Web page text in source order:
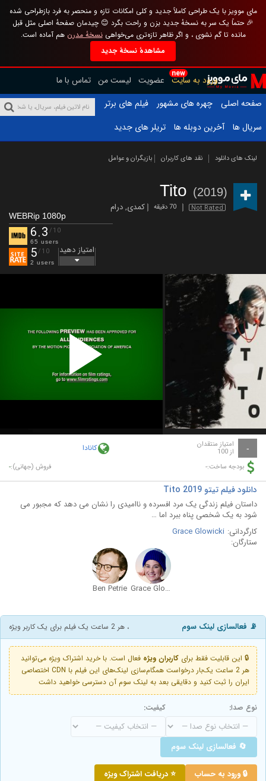
مای موویز با یک طراحی کاملاً جدید و کلی امکانات تازه و منحصر به فرد بازطراحی شده
🎉 حتماً یک سر به نسخهٔ جدید بزن و راحت بگرد 😊 چیدمان صفحهٔ اصلی مثل قبل
مانده تا گم نشوی ، و اگر ظاهر تازه‌تری می‌خواهینسخهٔ مدرن هم آماده است.
مشاهدهٔ نسخهٔ جدید
new
ورود به سایت عضویت لیست من تماس با ما
صفحه اصلی
چهره های مشهور
فیلم های برتر
سریال ها
آخرین دوبله ها تریلر های جدید
لینک های دانلود نقد های کاربران بازیگران و عوامل
Tito (2019)
Not Rated 70 دقیقه کمدی,درام
WEBRip 1080p
6.3 /10
65 users
5/10
2 users
امتیاز دهید
Play
Video
- امتیاز منتقدان
از 100 کانادا
بودجه ساخت:- فروش (جهانی):-
دانلود فیلم تیتو Tito 2019
داستان فیلم زندگی یک مرد افسرده و ناامیدی را نشان می دهد که مجبور می
شود به یک شخصی پناه ببرد اما …
کارگردانی: Grace Glowicki
ستارگان:
Grace Glowicki
Ben Petrie
📡 فعالسازی لینک سوم ، هر 2 ساعت یک فیلم برای یک کاربر ویژه
🔒 این قابلیت فقط برای کاربران ویژه فعال است. با خرید اشتراک ویژه می‌توانید
هر 2 ساعت یک‌بار درخواست همگام‌سازی لینک‌های این فیلم با CDN اختصاصی
ایران را ثبت کنید و دقایقی بعد به لینک سوم آن دسترسی خواهید داشت
نوع صدا: کیفیت:
🔄 فعالسازی لینک سوم
🔒 ورود به حساب ⭐ دریافت اشتراک ویژه